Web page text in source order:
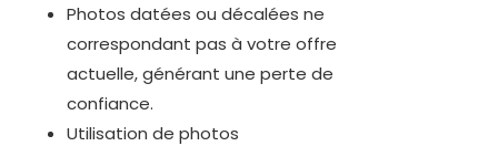
Photos datées ou décalées ne
correspondant pas à votre offre
actuelle, générant une perte de
confiance.
Utilisation de photos